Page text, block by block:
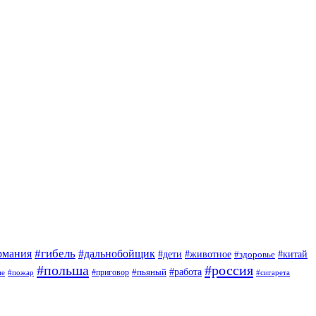
#гибель #дальнобойщик #дети #животное #здоровье #китай
#пожар #польша #приговор #пьяный #работа #россия #сигарета